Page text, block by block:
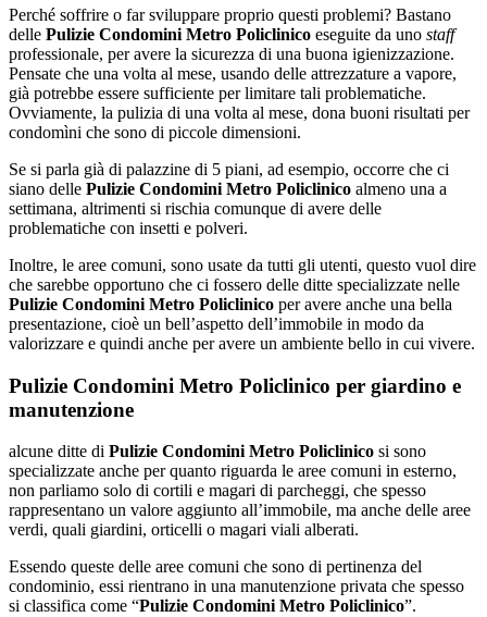
Perché soffrire o far sviluppare proprio questi problemi? Bastano
delle Pulizie Condomini Metro Policlinico eseguite da uno staff
professionale, per avere la sicurezza di una buona igienizzazione.
Pensate che una volta al mese, usando delle attrezzature a vapore,
già potrebbe essere sufficiente per limitare tali problematiche.
Ovviamente, la pulizia di una volta al mese, dona buoni risultati per
condomìni che sono di piccole dimensioni.
Se si parla già di palazzine di 5 piani, ad esempio, occorre che ci
siano delle Pulizie Condomini Metro Policlinico almeno una a
settimana, altrimenti si rischia comunque di avere delle
problematiche con insetti e polveri.
Inoltre, le aree comuni, sono usate da tutti gli utenti, questo vuol dire
che sarebbe opportuno che ci fossero delle ditte specializzate nelle
Pulizie Condomini Metro Policlinico per avere anche una bella
presentazione, cioè un bell’aspetto dell’immobile in modo da
valorizzare e quindi anche per avere un ambiente bello in cui vivere.
Pulizie Condomini Metro Policlinico per giardino e
manutenzione
alcune ditte di Pulizie Condomini Metro Policlinico si sono
specializzate anche per quanto riguarda le aree comuni in esterno,
non parliamo solo di cortili e magari di parcheggi, che spesso
rappresentano un valore aggiunto all’immobile, ma anche delle aree
verdi, quali giardini, orticelli o magari viali alberati.
Essendo queste delle aree comuni che sono di pertinenza del
condominio, essi rientrano in una manutenzione privata che spesso
si classifica come “Pulizie Condomini Metro Policlinico”.